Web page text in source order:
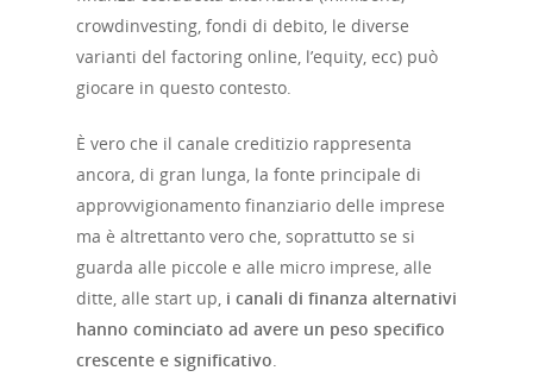
crowdinvesting, fondi di debito, le diverse
varianti del factoring online, l’equity, ecc) può
giocare in questo contesto.
È vero che il canale creditizio rappresenta
ancora, di gran lunga, la fonte principale di
approvvigionamento finanziario delle imprese
ma è altrettanto vero che, soprattutto se si
guarda alle piccole e alle micro imprese, alle
ditte, alle start up, i canali di finanza alternativi
hanno cominciato ad avere un peso specifico
crescente e significativo.